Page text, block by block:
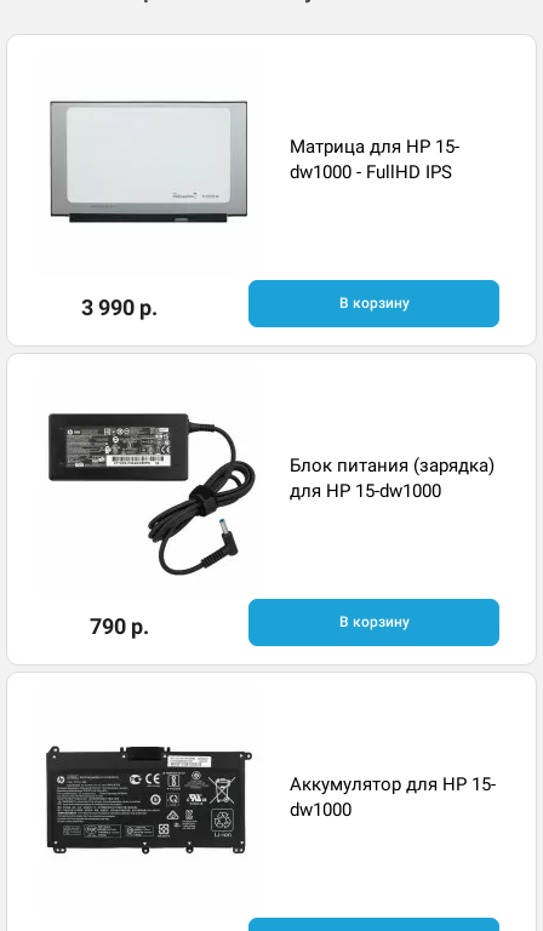
Матрица для HP 15-
dw1000 - FullHD IPS
3 990 р. В корзину
Блок питания (зарядка)
для HP 15-dw1000
790 р. В корзину
Аккумулятор для HP 15-
dw1000